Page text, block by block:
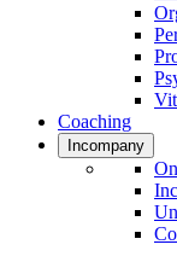
Coaching
Incompany